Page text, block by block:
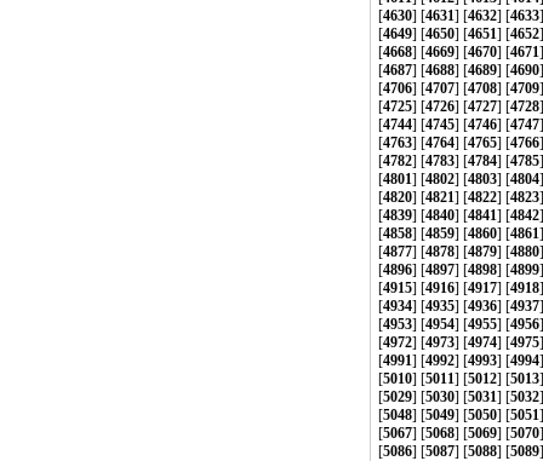
[4630] [4631] [4632] [4633
[4649] [4650] [4651] [4652
[4668] [4669] [4670] [4671
[4687] [4688] [4689] [4690
[4706] [4707] [4708] [4709
[4725] [4726] [4727] [4728
[4744] [4745] [4746] [4747
[4763] [4764] [4765] [4766
[4782] [4783] [4784] [4785
[4801] [4802] [4803] [4804
[4820] [4821] [4822] [4823
[4839] [4840] [4841] [4842
[4858] [4859] [4860] [4861
[4877] [4878] [4879] [4880
[4896] [4897] [4898] [4899
[4915] [4916] [4917] [4918
[4934] [4935] [4936] [4937
[4953] [4954] [4955] [4956
[4972] [4973] [4974] [4975
[4991] [4992] [4993] [4994
[5010] [5011] [5012] [5013
[5029] [5030] [5031] [5032
[5048] [5049] [5050] [5051
[5067] [5068] [5069] [5070
[5086] [5087] [5088] [5089